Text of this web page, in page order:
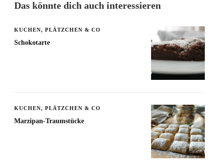
Das könnte dich auch interessieren
KUCHEN, PLÄTZCHEN & CO
Schokotarte
KUCHEN, PLÄTZCHEN & CO
Marzipan-Traumstücke